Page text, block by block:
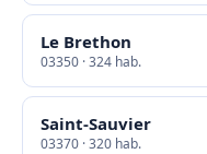
Le Brethon
03350 · 324 hab.
Saint-Sauvier
03370 · 320 hab.